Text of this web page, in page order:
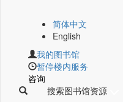
简体中文
English
我的图书馆
暂停楼内服务
咨询
搜索图书馆资源